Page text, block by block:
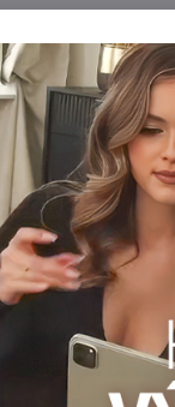
Popis
vyformují
místech.
Stahovací kalhotky